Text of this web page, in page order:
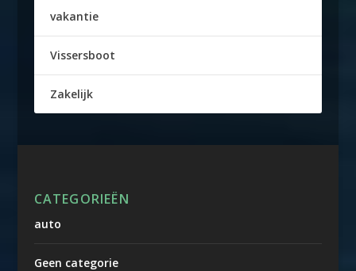
vakantie
Vissersboot
Zakelijk
CATEGORIEËN
auto
Geen categorie